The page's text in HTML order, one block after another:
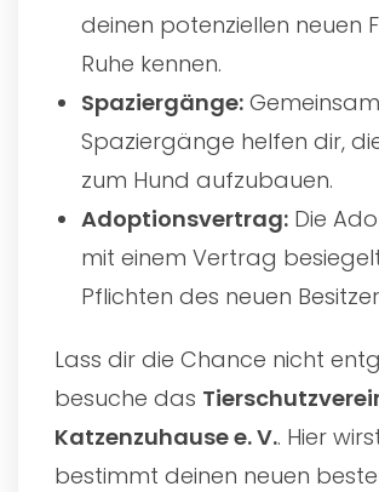
deinen potenziellen neuen
Ruhe kennen.
Spaziergänge:
Spaziergänge helfen dir,
zum Hund aufzubauen.
Adoptionsvertrag: Die
mit einem Vertrag
Pflichten des neuen
Lass dir die Chance nicht
besuche das
Katzenzuhause e. V.. Hier
bestimmt deinen neuen